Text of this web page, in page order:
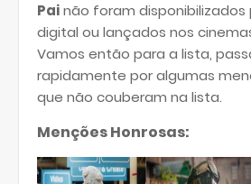
Painão foram disponibilizados
digital ou lançados nos
Vamos então para a lista,
rapidamente por algumas
que não couberam na lista.
Menções Honrosas: